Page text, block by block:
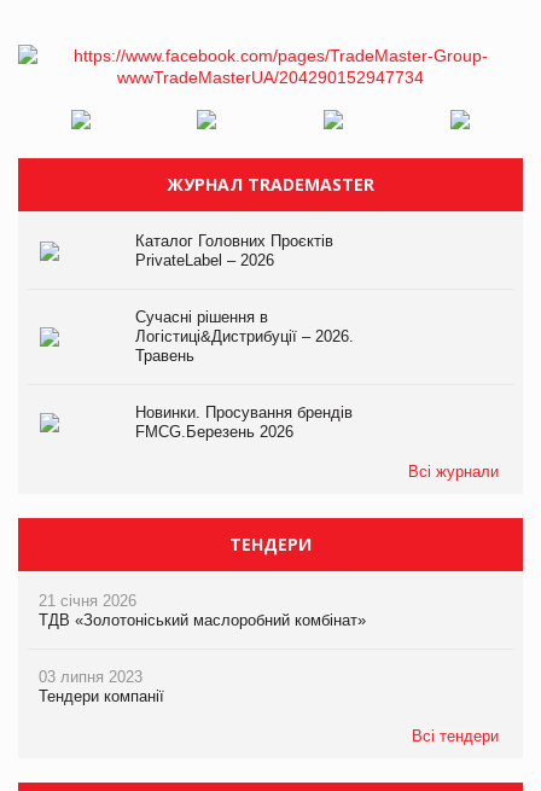
ЖУРНАЛ TRADEMASTER
Каталог Головних Проєктів
PrivateLabel – 2026
Сучасні рішення в
Логістиці&Дистрибуції – 2026.
Травень
Новинки. Просування брендів
FMCG.Березень 2026
Всі журнали
ТЕНДЕРИ
21 січня 2026
ТДВ «Золотоніський маслоробний комбінат»
03 липня 2023
Тендери компанії
Всі тендери